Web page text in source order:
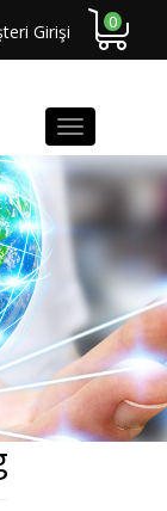
Girişi 0